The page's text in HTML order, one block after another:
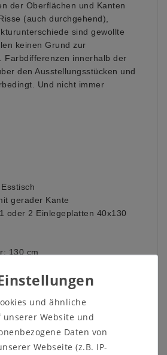
der Oberflächen und Kanten
(auch durchgehend),
sind gewollte
keinen Grund zur
Farbdifferenzen innerhalb der
den Ausstellungsstücken und
Und nicht immer
gerader Kante
oder 2 Einlegeplatten 40x130
130 cm
2,5 cm
Balkeneiche - Rustik Oak
und ähnliche
unserer Website und
Daten von
Webseite (z.B. IP-